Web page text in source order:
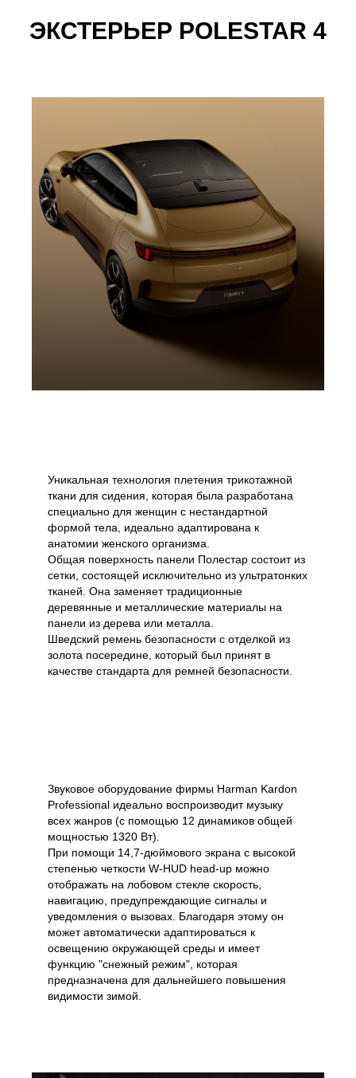
ЭКСТЕРЬЕР POLESTAR 4
Уникальная технология плетения трикотажной
ткани для сидения, которая была разработана
специально для женщин с нестандартной
формой тела, идеально адаптирована к
анатомии женского организма.
Общая поверхность панели Полестар состоит из
сетки, состоящей исключительно из ультратонких
тканей. Она заменяет традиционные
деревянные и металлические материалы на
панели из дерева или металла.
Шведский ремень безопасности с отделкой из
золота посередине, который был принят в
качестве стандарта для ремней безопасности.
Звуковое оборудование фирмы Harman Kardon
Professional идеально воспроизводит музыку
всех жанров (с помощью 12 динамиков общей
мощностью 1320 Вт).
При помощи 14,7-дюймового экрана с высокой
степенью четкости W-HUD head-up можно
отображать на лобовом стекле скорость,
навигацию, предупреждающие сигналы и
уведомления о вызовах. Благодаря этому он
может автоматически адаптироваться к
освещению окружающей среды и имеет
функцию "снежный режим", которая
предназначена для дальнейшего повышения
видимости зимой.